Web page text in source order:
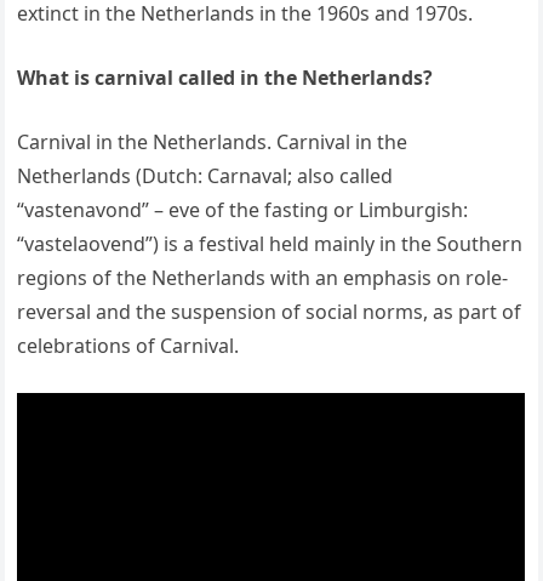
extinct in the Netherlands in the 1960s and 1970s.
What is carnival called in the Netherlands?
Carnival in the Netherlands. Carnival in the
Netherlands (Dutch: Carnaval; also called
“vastenavond” – eve of the fasting or Limburgish:
“vastelaovend”) is a festival held mainly in the Southern
regions of the Netherlands with an emphasis on role-
reversal and the suspension of social norms, as part of
celebrations of Carnival.